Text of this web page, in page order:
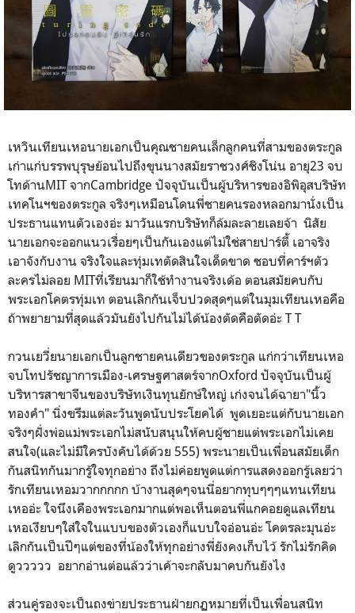
เหวินเทียนเหอนายเอกเป็นคุณชายคนเล็กลูกคนที่สามของตระกูล
เก่าแก่บรรพบุรุษย้อนไปถึงขุนนางสมัยราชวงศ์ชิงโน่น อายุ23 จบ
โทด้านMIT จากCambridge ปัจจุบันเป็นผู้บริหารของอิพิอุสบริษัท
เทคโนฯของตระกูล จริงๆเหมือนโดนพี่ชายคนรองหลอกมานั่งเป็น
ประธานแทนตัวเองอ่ะ มาวันแรกบริษัทก็ล้มละลายเลยจ้า นิสัย
นายเอกจะออกแนวเรื่อยๆเป็นกันเองแต่ไม่ใช่สายปาร์ตี้ เอาจริง
เอาจังกับงาน จริงใจและทุ่มเทตัดสินใจเด็ดขาด ชอบที่คาร์ฯตัว
ละครไม่ลอย MITที่เรียนมาก็ใช้ทำงานจริงเด้อ ตอนสมัยคบกับ
พระเอกโคตรทุ่มเท ตอนเลิกกันเจ็บปวดสุดๆแต่ในมุมเทียนเหอคือ
ถ้าพยายามที่สุดแล้วมันยังไปกันไม่ได้น้องตัดคือตัดอ่ะ T T
กวนเยวี่ยนายเอกเป็นลูกชายคนเดียวของตระกูล แก่กว่าเทียนเหอ
จบโทปรัชญาการเมือง-เศรษฐศาสตร์จากOxford ปัจจุบันเป็นผู้
บริหารสาขาจีนของบริษัทเงินทุนยักษ์ใหญ่ เก่งจนได้ฉายา"นิ้ว
ทองคำ" นิ่งขรึมแต่ละวันพูดนับประโยคได้ พูดเยอะแต่กับนายเอก
จริงๆฝั่งพ่อแม่พระเอกไม่สนับสนุนให้คบผู้ชายแต่พระเอกไม่เคย
สนใจ(และไม่มีใครบังคับได้ด้วย 555) พระนายเป็นเพื่อนสมัยเด็ก
กันสนิทกันมากรู้ใจทุกอย่าง ถึงไม่ค่อยพูดแต่การแสดงออกรู้เลยว่า
รักเทียนเหอมวากกกกก บ้างานสุดๆจนนี่อยากทุบๆๆๆแทนเทียน
เหออ่ะ ใจนึงเคืองพระเอกมากแต่พอเห็นตอนพี่แกคอยดูแลเทียน
เหอเงียบๆใส่ใจในแบบของตัวเองก็แบบใจอ่อนอ่ะ โคตรละมุนอ่ะ
เลิกกันเป็นปีๆแต่ของที่น้องให้ทุกอย่างพี่ยังคงเก็บไว้ รักไม่รักคิด
ดูววววว อยากอ่านต่อแล้วว่าเค้าจะกลับมาคบกันยังไง
ส่วนคู่รองจะเป็นถงข่ายประธานฝ่ายกฏหมายที่เป็นเพื่อนสนิท